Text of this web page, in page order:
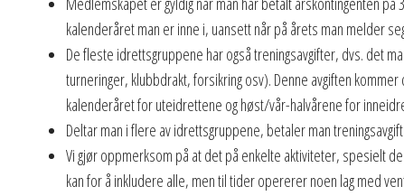
kalenderåret man er inne i, uansett når på årets man melder
De fleste idrettsgruppene har også treningsavgifter, dvs. det
turneringer, klubbdrakt, forsikring osv). Denne avgiften
kalenderåret for uteidrettene og høst/vår-halvårene for
Deltar man i flere av idrettsgruppene, betaler man
Vi gjør oppmerksom på at det på enkelte aktiviteter, spesielt
kan for å inkludere alle, men til tider opererer noen lag med